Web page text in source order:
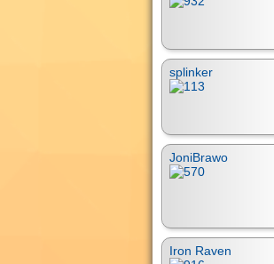
splinker
JoniBrawo
Iron Raven